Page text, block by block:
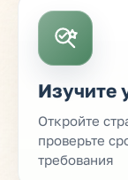
Изучите
Откройте
проверьте
требования